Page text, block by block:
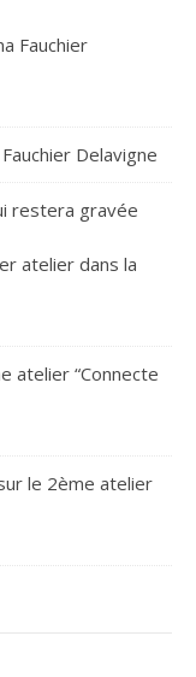
Fauchier
Delavigne
restera gravée
atelier dans la
atelier “Connecte
le 2ème atelier